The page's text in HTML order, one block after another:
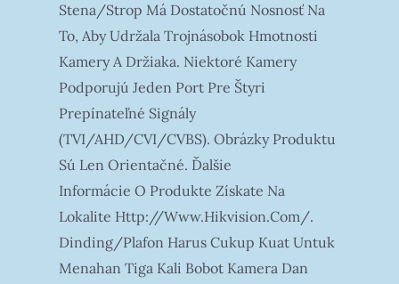
Stena/strop Má Dostatočnú Nosnosť Na
To, Aby Udržala Trojnásobok Hmotnosti
Kamery A Držiaka. Niektoré Kamery
Podporujú Jeden Port Pre Štyri
Prepínateľné Signály
(TVI/AHD/CVI/CVBS). Obrázky Produktu
Sú Len Orientačné. Ďalšie
Informácie O Produkte Získate Na
Lokalite Http://www.hikvision.com/.
Dinding/plafon Harus Cukup Kuat Untuk
Menahan Tiga Kali Bobot Kamera Dan